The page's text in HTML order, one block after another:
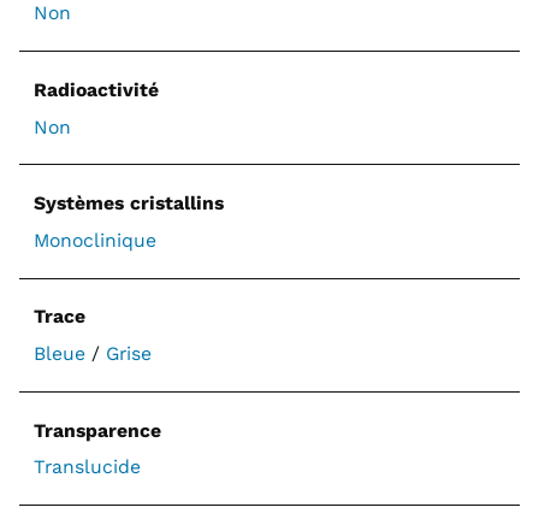
Non
Radioactivité
Non
Systèmes cristallins
Monoclinique
Trace
Bleue/ Grise
Transparence
Translucide